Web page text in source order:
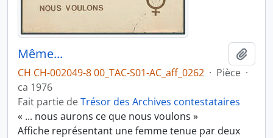
Même...
CH CH-002049-8 00_TAC-S01-AC_aff_0262 · Pièce ·
ca 1976
Fait partie deTrésor des Archives contestataires
« ... nous aurons ce que nous voulons »
Affiche représentant une femme tenue par deux